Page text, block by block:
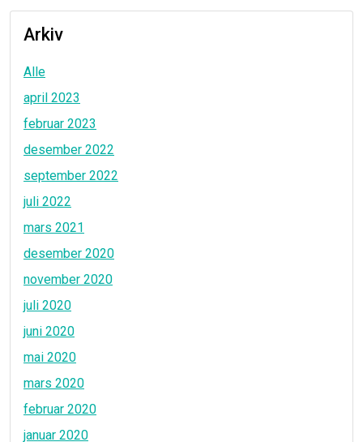
Arkiv
Alle
april 2023
februar 2023
desember 2022
september 2022
juli 2022
mars 2021
desember 2020
november 2020
juli 2020
juni 2020
mai 2020
mars 2020
februar 2020
januar 2020